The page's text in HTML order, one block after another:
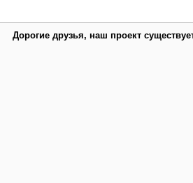
Дорогие друзья, наш проект